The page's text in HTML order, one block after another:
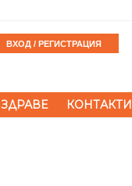
ЗДРАВЕ КОНТАКТИ